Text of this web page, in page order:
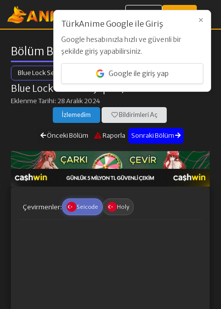
Bölüm Bilgileri
Blue Lock Season 2
Blue Lock vs. U-20 Japan/ 13. Bölüm
Eklenme Tarihi: 28 Aralık 2024
İzlemedim Bildirimleri Aç
Önceki Bölüm Raporla Sonraki Bölüm
Çevirmenler: Seicode Holy
×
TürkAnime Google ile Giriş
Google hesabınızla hızlı ve güvenli bir
şekilde giriş yapabilirsiniz.
Google ile giriş yap